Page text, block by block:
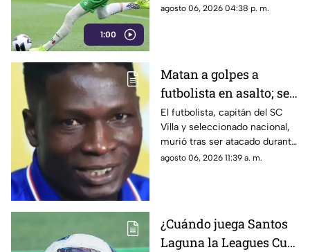
1:00
compartieron sus sensaciones
agosto 06, 2026 04:38 p. m.
Matan a golpes a
futbolista en asalto; se
resistió a entregar su
celular
El futbolista, capitán del SC
Villa y seleccionado nacional,
murió tras ser atacado durante
un presunto asalto.
agosto 06, 2026 11:39 a. m.
¿Cuándo juega Santos
Laguna la Leagues Cup